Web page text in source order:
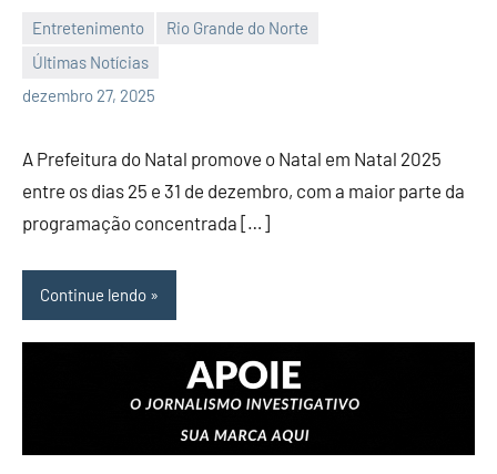
Entretenimento
Rio Grande do Norte
Últimas Notícias
dezembro 27, 2025
Habyner
Lima
Nenhum
Comentário
A Prefeitura do Natal promove o Natal em Natal 2025
entre os dias 25 e 31 de dezembro, com a maior parte da
programação concentrada […]
Continue lendo